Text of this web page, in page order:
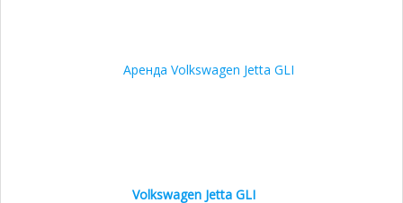
Volkswagen Jetta GLI